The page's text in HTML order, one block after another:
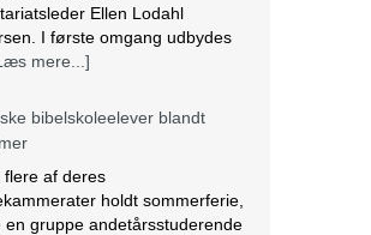
Ellen Lodahl
I første omgang udbydes
mere...]
bibelskoleelever blandt
flere af deres
holdt sommerferie,
en gruppe andetårsstuderende